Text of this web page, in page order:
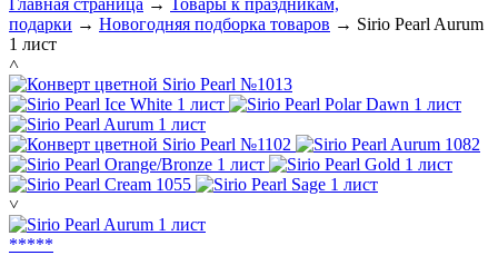
Главная страница → Товары к праздникам,
подарки → Новогодняя подборка товаров → Sirio Pearl Aurum
1 лист
˄
˅
*****